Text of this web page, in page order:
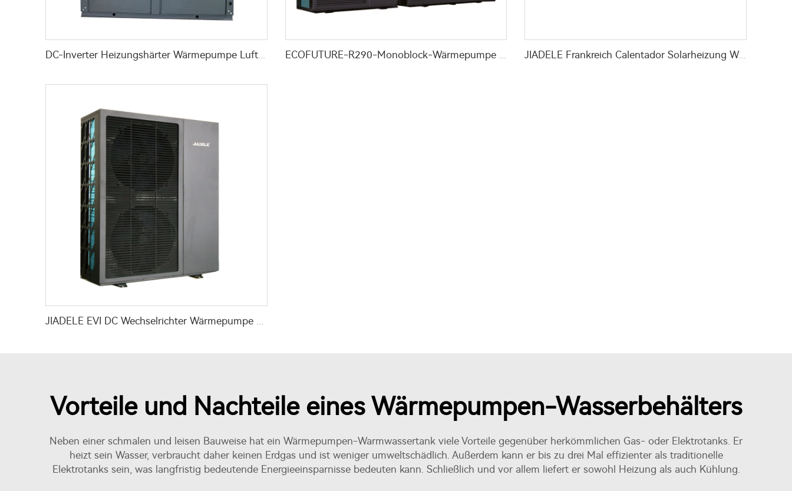
DC-Inverter Heizungshärter Wärmepumpe Luft zu Wasser für Hotel Krankenhaus Schule ECOFUTURE-R290-Monoblock-Wärmepumpe mit Wechselrichter für Warmwasserbereitung JIADELE Frankreich Calentador Solarheizung Wasser 200L Tanklos kompakt solar PV-Panel Warmwasserbereiter System chauffe eau solaire
Vorteile und Nachteile eines Wärmepumpen-Wasserbehälters
Neben einer schmalen und leisen Bauweise hat ein Wärmepumpen-Warmwassertank viele Vorteile gegenüber herkömmlichen Gas- oder Elektrotanks. Er
heizt sein Wasser, verbraucht daher keinen Erdgas und ist weniger umweltschädlich. Außerdem kann er bis zu drei Mal effizienter als traditionelle
Elektrotanks sein, was langfristig bedeutende Energieeinsparnisse bedeuten kann. Schließlich und vor allem liefert er sowohl Heizung als auch Kühlung.